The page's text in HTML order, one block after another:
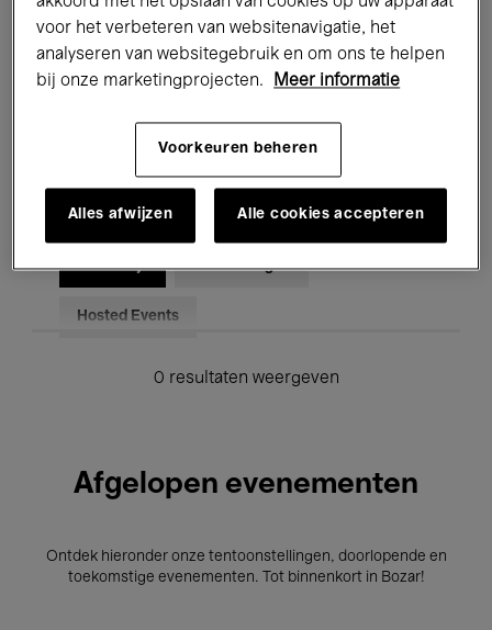
Performances Lezingen & Debatten
Jazz Klassieke Muziek Global Music
Elektronische Muziek
Voor iedereen Kids’ Palace
Onderwijs Rondleidingen
Hosted Events
0 resultaten weergeven
Afgelopen evenementen
Ontdek hieronder onze tentoonstellingen, doorlopende en
toekomstige evenementen. Tot binnenkort in Bozar!
voor het verbeteren van websitenavigatie, het
analyseren van websitegebruik en om ons te helpen
bij onze marketingprojecten.
Meer informatie
Voorkeuren beheren
Alles afwijzen Alle cookies accepteren